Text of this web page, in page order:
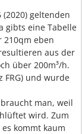
geltenden
gibts eine Tabelle
210qm eben
aus der
über 200m³/h.
FRG) und wurde
man, weil
wird. Zum
kommt kaum